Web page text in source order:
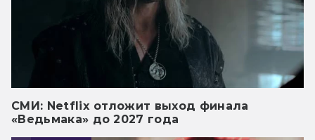
СМИ: Netflix отложит выход финала
«Ведьмака» до 2027 года